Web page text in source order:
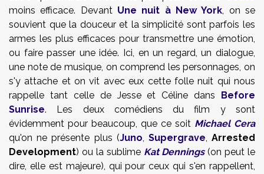
moins efficace. Devant Une nuit à New York, on se
souvient que la douceur et la simplicité sont parfois les
armes les plus efficaces pour transmettre une émotion,
ou faire passer une idée. Ici, en un regard, un dialogue,
une note de musique, on comprend les personnages, on
s'y attache et on vit avec eux cette folle nuit qui nous
rappelle tant celle de Jesse et Céline dans
Before
Sunrise. Les deux comédiens du film y sont
évidemment pour beaucoup, que ce soit Michael Cera
qu'on ne présente plus (Juno, Supergrave,Arrested
Development) ou la sublime Kat Dennings(on peut le
dire, elle est majeure), qui pour ceux qui s'en rappellent,